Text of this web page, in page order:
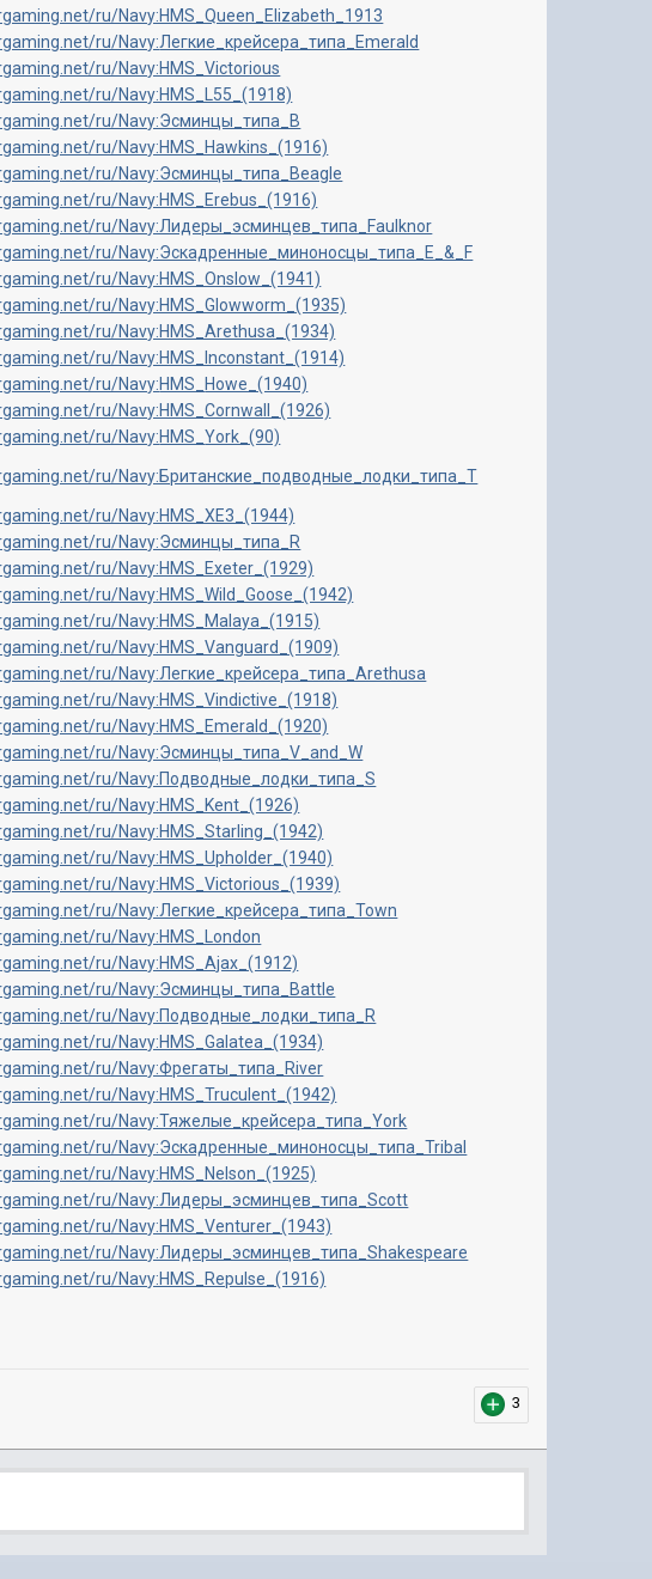
ru/Navy:HMS_Queen_Elizabeth_1913
ru/Navy:Легкие_крейсера_типа_Emerald
ru/Navy:HMS_Victorious
ru/Navy:HMS_L55_(1918)
ru/Navy:Эсминцы_типа_B
ru/Navy:HMS_Hawkins_(1916)
ru/Navy:Эсминцы_типа_Beagle
ru/Navy:HMS_Erebus_(1916)
ru/Navy:Лидеры_эсминцев_типа_Faulknor
ru/Navy:Эскадренные_миноносцы_типа_E_&_F
ru/Navy:HMS_Onslow_(1941)
ru/Navy:HMS_Glowworm_(1935)
ru/Navy:HMS_Arethusa_(1934)
ru/Navy:HMS_Inconstant_(1914)
ru/Navy:HMS_
Howe_(1940)
ru/Navy:HMS_Cornwall_(1926)
ru/Navy:HMS_York_(90)
ru/Navy:Британские_подводные_лодки_типа_T
ru/Navy:HMS_XE3_(1944)
ru/Navy:Эсминцы_типа_R
ru/Navy:HMS_Exeter_(1929)
ru/Navy:HMS_Wild_Goose_(1942)
ru/Navy:HMS_Malaya_(1915)
ru/Navy:HMS_Vanguard_(1909)
ru/Navy:Легкие_крейсера_типа_Arethusa
ru/Navy:HMS_Vindictive_(1918)
ru/Navy:HMS_Emerald_(1920)
ru/Navy:Эсминцы_типа_V_and_W
ru/Navy:Подводные_лодки_типа_S
ru/Navy:HMS_Kent_(1926)
ru/Navy:HMS_Starling_(1942)
ru/Navy:HMS_Upholder_(1940)
ru/Navy:HMS_Victorious_(1939)
ru/Navy:Легкие_крейсера_типа_Town
ru/Navy:HMS_London
ru/Navy:HMS_Ajax_(1912)
ru/Navy:Эсминцы_типа_Battle
ru/Navy:Подводные_лодки_типа_R
ru/Navy:HMS_Galatea_(1934)
ru/Navy:Фрегаты_типа_River
ru/Navy:HMS_Truculent_(1942)
ru/Navy:Тяжелые_крейсера_типа_York
ru/Navy:Эскадренные_миноносцы_типа_Tribal
ru/Navy:HMS_Nelson_(1925)
ru/Navy:Лидеры_эсминцев_типа_Scott
ru/Navy:HMS_Venturer_(1943)
ru/Navy:Лидеры_эсминцев_типа_Shakespeare
ru/Navy:HMS_Repulse_(1916)
3